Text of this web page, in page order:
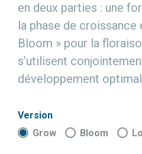
en deux parties : une
la phase de croissance
Bloom » pour la
s’utilisent
développement
Version
Grow
Bloom